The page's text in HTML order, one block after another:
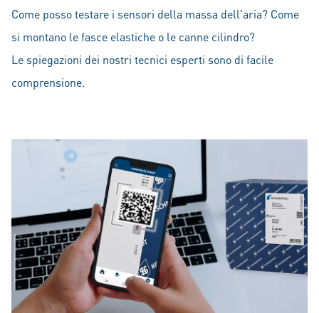
Come posso testare i sensori della massa dell'aria? Come
si montano le fasce elastiche o le canne cilindro?
Le spiegazioni dei nostri tecnici esperti sono di facile
comprensione.